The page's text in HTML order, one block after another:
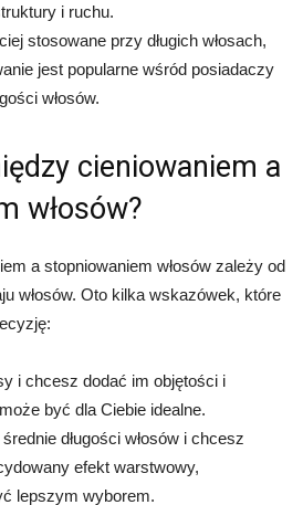
i ruchu.
stosowane przy długich włosach,
jest popularne wśród posiadaczy
włosów.
cieniowaniem a
włosów?
a stopniowaniem włosów zależy od
włosów. Oto kilka wskazówek, które
i chcesz dodać im objętości i
być dla Ciebie idealne.
długości włosów i chcesz
efekt warstwowy,
lepszym wyborem.